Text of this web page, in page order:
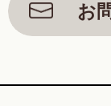
お